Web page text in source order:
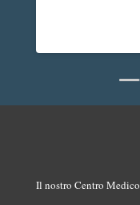
Il nostro Centro Medico